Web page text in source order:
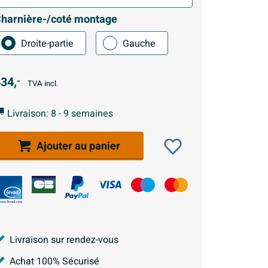
coté montage
Droite-partie Gauche
- TVA incl.
Livraison: 8 - 9 semaines
Ajouter au panier
Livraison sur rendez-vous
Achat 100% Sécurisé